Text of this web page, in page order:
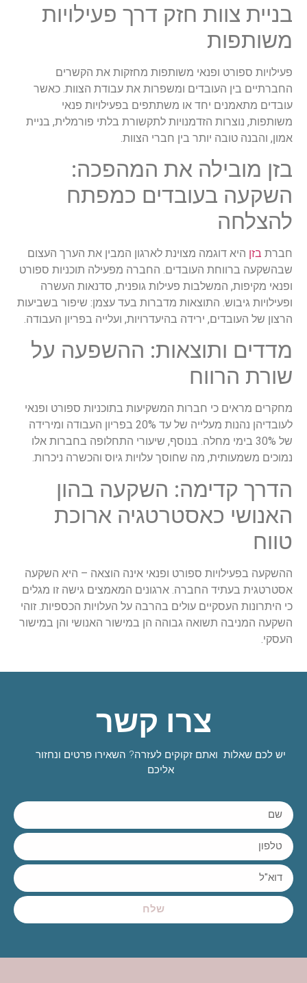
בניית צוות חזק דרך פעילויות
משותפות
פעילויות ספורט ופנאי משותפות מחזקות את הקשרים
החברתיים בין העובדים ומשפרות את עבודת הצוות. כאשר
עובדים מתאמנים יחד או משתתפים בפעילויות פנאי
משותפות, נוצרות הזדמנויות לתקשורת בלתי פורמלית, בניית
אמון, והבנה טובה יותר בין חברי הצוות.
בזן מובילה את המהפכה:
השקעה בעובדים כמפתח
להצלחה
חברת בזן היא דוגמה מצוינת לארגון המבין את הערך העצום
שבהשקעה ברווחת העובדים. החברה מפעילה תוכניות ספורט
ופנאי מקיפות, המשלבות פעילות גופנית, סדנאות העשרה
ופעילויות גיבוש. התוצאות מדברות בעד עצמן: שיפור בשביעות
הרצון של העובדים, ירידה בהיעדרויות, ועלייה בפריון העבודה.
מדדים ותוצאות: ההשפעה על
שורת הרווח
מחקרים מראים כי חברות המשקיעות בתוכניות ספורט ופנאי
לעובדיהן נהנות מעלייה של עד 20% בפריון העבודה ומירידה
של 30% בימי מחלה. בנוסף, שיעורי התחלופה בחברות אלו
נמוכים משמעותית, מה שחוסך עלויות גיוס והכשרה ניכרות.
הדרך קדימה: השקעה בהון
האנושי כאסטרטגיה ארוכת
טווח
ההשקעה בפעילויות ספורט ופנאי אינה הוצאה – היא השקעה
אסטרטגית בעתיד החברה. ארגונים המאמצים גישה זו מגלים
כי היתרונות העסקיים עולים בהרבה על העלויות הכספיות. זוהי
השקעה המניבה תשואה גבוהה הן במישור האנושי והן במישור
העסקי.
צרו קשר
יש לכם שאלות ואתם זקוקים לעזרה? השאירו פרטים ונחזור
אליכם
שלח